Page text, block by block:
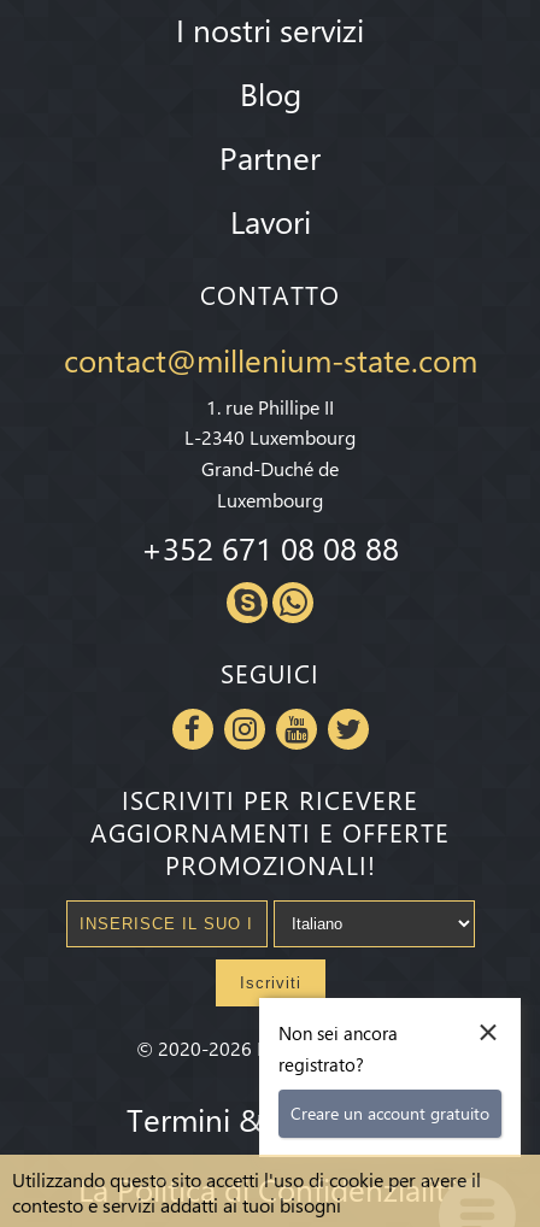
Utilizzando questo sito accetti l'uso di cookie per avere il
contesto e servizi addatti ai tuoi bisogni
I nostri servizi
Blog
Partner
Lavori
CONTATTO
contact@millenium-state.com
1. rue Phillipe II
L-2340 Luxembourg
Grand-Duché de
Luxembourg
+352 671 08 08 88
SEGUICI
ISCRIVITI PER RICEVERE
AGGIORNAMENTI E OFFERTE
PROMOZIONALI!
Iscriviti
© 2020-2026 Millenium State®
Termini & condizioni
La Politica di Confidenzialità
×
Non sei ancora
registrato?
Creare un account gratuito